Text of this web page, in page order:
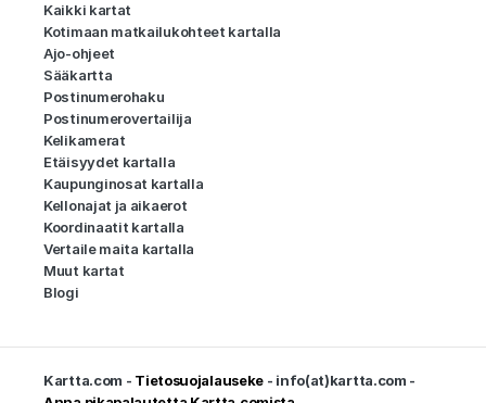
Kaikki kartat
Kotimaan matkailukohteet kartalla
Ajo-ohjeet
Sääkartta
Postinumerohaku
Postinumerovertailija
Kelikamerat
Etäisyydet kartalla
Kaupunginosat kartalla
Kellonajat ja aikaerot
Koordinaatit kartalla
Vertaile maita kartalla
Muut kartat
Blogi
Kartta.com - Tietosuojalauseke - info(at)kartta.com -